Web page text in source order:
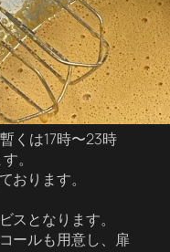
くは17時〜23時
。
おります。
スとなります。
ールも用意し、扉